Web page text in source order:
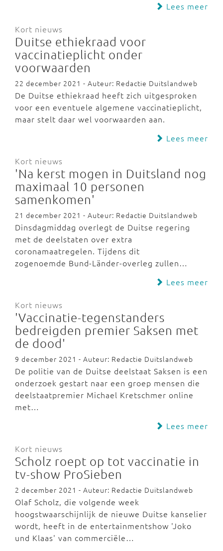
Lees meer
Kort nieuws
Duitse ethiekraad voor
vaccinatieplicht onder
voorwaarden
22 december 2021 - Auteur: Redactie Duitslandweb
De Duitse ethiekraad heeft zich uitgesproken
voor een eventuele algemene vaccinatieplicht,
maar stelt daar wel voorwaarden aan.
Lees meer
Kort nieuws
'Na kerst mogen in Duitsland nog
maximaal 10 personen
samenkomen'
21 december 2021 - Auteur: Redactie Duitslandweb
Dinsdagmiddag overlegt de Duitse regering
met de deelstaten over extra
coronamaatregelen. Tijdens dit
zogenoemde Bund-Länder-overleg zullen…
Lees meer
Kort nieuws
'Vaccinatie-tegenstanders
bedreigden premier Saksen met
de dood'
9 december 2021 - Auteur: Redactie Duitslandweb
De politie van de Duitse deelstaat Saksen is een
onderzoek gestart naar een groep mensen die
deelstaatpremier Michael Kretschmer online
met…
Lees meer
Kort nieuws
Scholz roept op tot vaccinatie in
tv-show ProSieben
2 december 2021 - Auteur: Redactie Duitslandweb
Olaf Scholz, die volgende week
hoogstwaarschijnlijk de nieuwe Duitse kanselier
wordt, heeft in de entertainmentshow 'Joko
und Klaas' van commerciële…